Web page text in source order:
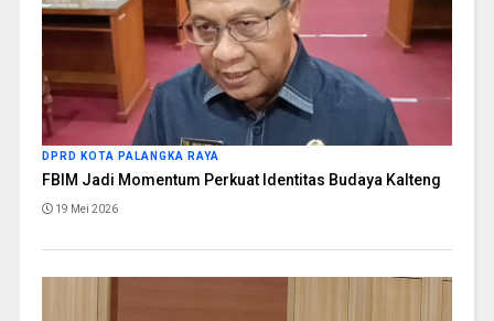
DPRD KOTA PALANGKA RAYA
FBIM Jadi Momentum Perkuat Identitas Budaya Kalteng
19 Mei 2026